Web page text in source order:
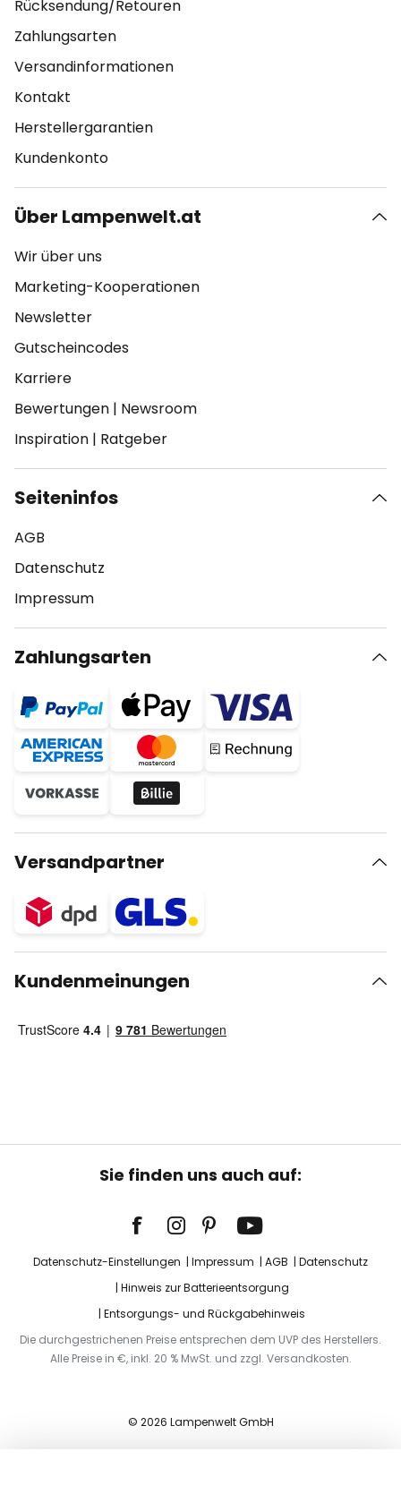
Rücksendung/Retouren
Zahlungsarten
Versandinformationen
Kontakt
Herstellergarantien
Kundenkonto
Über Lampenwelt.at
Wir über uns
Marketing-Kooperationen
Newsletter
Gutscheincodes
Karriere
Bewertungen | Newsroom
Inspiration | Ratgeber
Seiteninfos
AGB
Datenschutz
Impressum
Zahlungsarten
Versandpartner
Kundenmeinungen
Sie finden uns auch auf:
Datenschutz-Einstellungen Impressum AGB
Datenschutz
Hinweis zur Batterieentsorgung
Entsorgungs- und Rückgabehinweis
Die durchgestrichenen Preise entsprechen dem UVP des Herstellers.
Alle Preise in €, inkl. 20 % MwSt. und zzgl. Versandkosten.
© 2026 Lampenwelt GmbH